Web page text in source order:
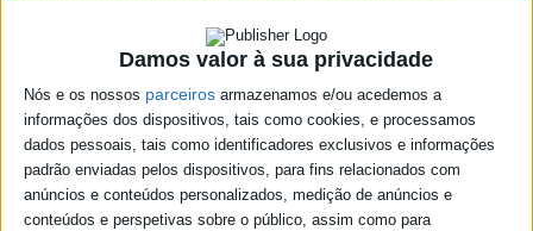
Damos valor à sua privacidade
Nós e os nossos parceiros armazenamos e/ou acedemos a
informações dos dispositivos, tais como cookies, e processamos
dados pessoais, tais como identificadores exclusivos e informações
padrão enviadas pelos dispositivos, para fins relacionados com
anúncios e conteúdos personalizados, medição de anúncios e
conteúdos e perspetivas sobre o público, assim como para
Regulamento do concurso de fotografia noturna/2016
Junta de Freguesia - Edital n.º 01/2016
Deliberações com eficácia externa da reunião realizada no dia 06 de
janeiro de 2016.
08-01-2016